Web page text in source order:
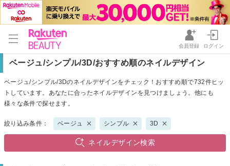
会員登録 ログイン
ベージュ/シンプル/3D/おすすめ順のネイルデザイン
ベージュ/シンプル/3Dのネイルデザインをチェック！おすすめ順で732件ヒッ
トしています。あなたに合ったネイルデザインを見つけましょう。他にも
様々な条件で探せます。
絞り込み条件： ベージュ シンプル 3D
ネイルデザイン検索